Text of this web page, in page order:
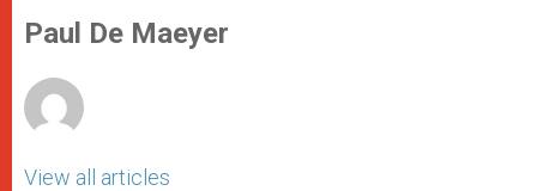
p
p
g
e
o
k
r
Paul De Maeyer
View all articles